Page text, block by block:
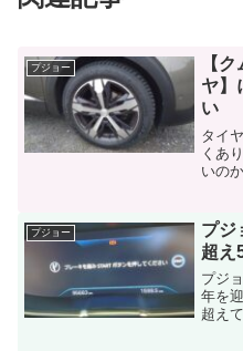
プジョー
【
ヤ】
い
タイ
くあ
いの
いて
オー
プジョー
プジ
超え
プジ
年を
超え